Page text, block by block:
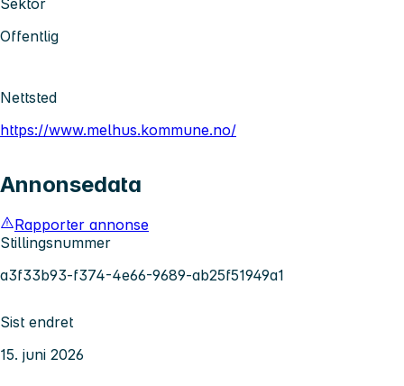
Offentlig
Nettsted
https://www.melhus.kommune.no/
Annonsedata
Rapporter annonse
Stillingsnummer
a3f33b93-f374-4e66-9689-ab25f51949a1
Sist endret
15. juni 2026